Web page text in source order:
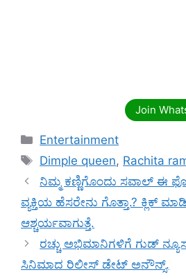
Categories
Entertainment
Tags
Dimple queen, Rachita
ನಿಮ್ಮ ಕಣ್ಣಿಗೊಂದು ಸವಾಲ್ ಈ
ವ್ಯಕ್ತಿಯ ಹೆಸರೇನು ಗೊತ್ತಾ.? ಕ್ಲಿಕ್
ಆಶ್ಚರ್ಯವಾಗುತ್ತೆ.
ರಚ್ಚು ಅಭಿಮಾನಿಗಳಿಗೆ ಗುಡ್
ಸಿನಿಮಾದ ರಿಲೀಸ್ ಡೇಟ್ ಅನೌನ್ಸ್.